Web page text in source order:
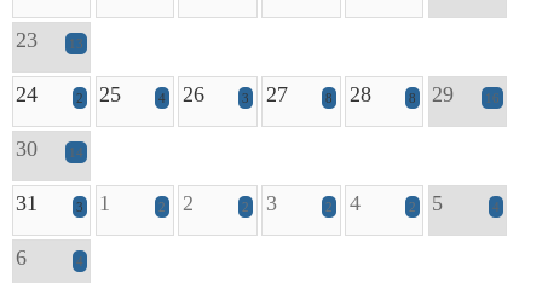
23 13
24 2 25 4 26 3 27 8 28 8 29 16
30 14
31 3 1 2 2 2 3 2 4 2 5 4
6 4